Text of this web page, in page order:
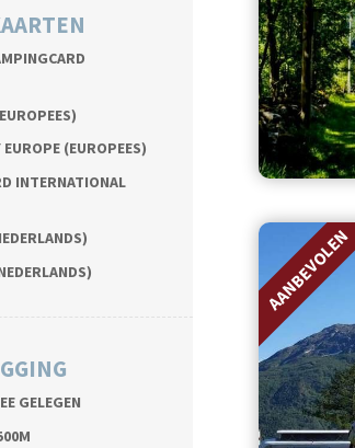
AANBEVOLEN
(EUROPEES)
INTERNATIONAL
GELEGEN